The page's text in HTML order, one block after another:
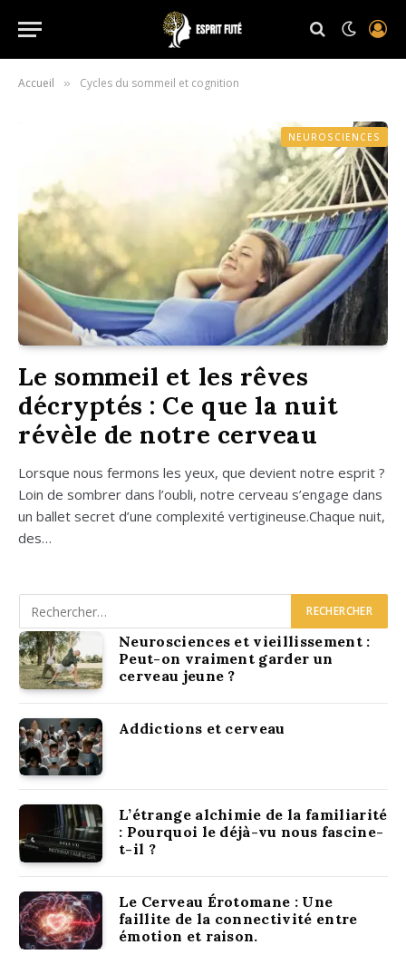
Accueil » Cycles du sommeil et cognition
NEUROSCIENCES
Le sommeil et les rêves
décryptés : Ce que la nuit
révèle de notre cerveau
Lorsque nous fer­mons les yeux, que devient notre esprit ?
Loin de som­brer dans l’ou­bli, notre cer­veau s’en­gage dans
un bal­let secret d’une com­plexi­té vertigineuse.Chaque nuit,
des…
Neurosciences et vieillissement :
Peut-on vraiment garder un
cerveau jeune ?
Addictions et cerveau
L’étrange alchimie de la familiarité
: Pourquoi le déjà-vu nous fascine-
t-il ?
Le Cerveau Érotomane : Une
faillite de la connectivité entre
émotion et raison.